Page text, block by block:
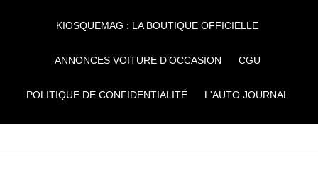
KIOSQUEMAG : LA BOUTIQUE OFFICIELLE
ANNONCES VOITURE D’OCCASION CGU
POLITIQUE DE CONFIDENTIALITÉ L'AUTO JOURNAL